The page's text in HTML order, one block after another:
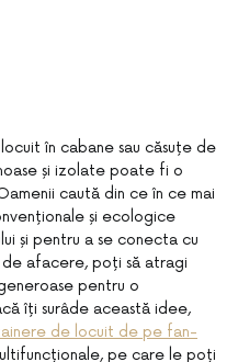
în cabane sau căsuțe de
și izolate poate fi o
caută din ce în ce mai
și ecologice
și pentru a se conecta cu
de afacere, poți să atragi
pentru o
îți surâde această idee,
de locuit de pe fan-
pe care le poți